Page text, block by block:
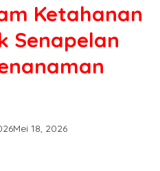
Ketahanan
Senapelan
Mei 18, 2026